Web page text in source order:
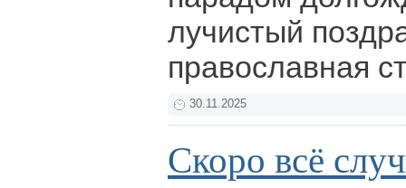
лучистый
православная
30.11.2025
Скоро всё